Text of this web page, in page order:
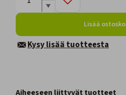
Lisää
Kysy lisää tuotteesta
Aiheeseen liittyvät tuotteet